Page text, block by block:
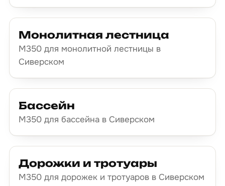
Монолитная лестница
М350 для монолитной лестницы в
Сиверском
Бассейн
М350 для бассейна в Сиверском
Дорожки и тротуары
М350 для дорожек и тротуаров в Сиверском